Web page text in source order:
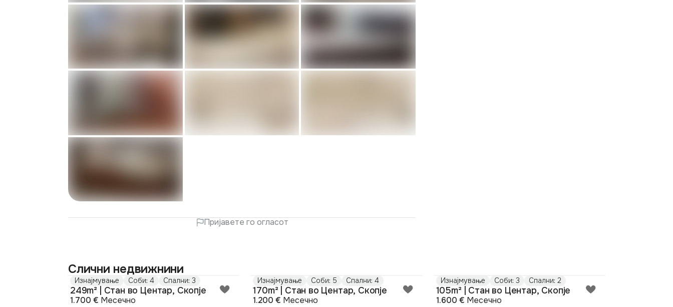
Пријавете го огласот
Слични недвижнини
Изнајмување Соби: 4 Спални: 3
249m² | Стан во Центар, Скопје
1.700 € Месечно
Изнајмување Соби: 5 Спални: 4
170m² | Стан во Центар, Скопје
1.200 € Месечно
Изнајмување Соби: 3 Спални: 2
105m² | Стан во Центар, Скопје
1.600 € Месечно